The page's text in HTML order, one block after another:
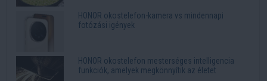
HONOR okostelefon-kamera vs mindennapi
fotózási igények
HONOR okostelefon mesterséges intelligencia
funkciók, amelyek megkönnyítik az életet